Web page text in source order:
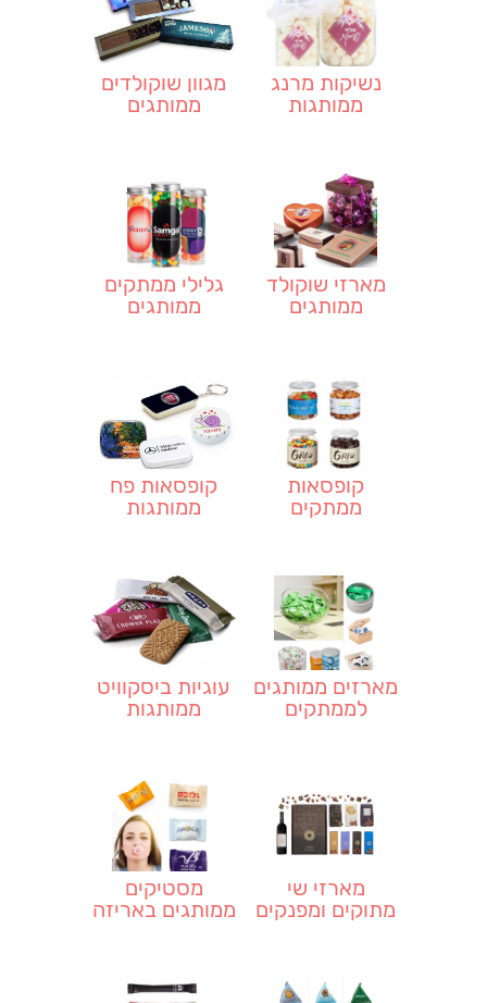
נשיקות מרנג
ממותגות
מגוון שוקולדים
ממותגים
מארזי שוקולד
ממותגים
גלילי ממתקים
ממותגים
קופסאות
ממתקים
קופסאות פח
ממותגות
מארזים ממותגים
לממתקים
עוגיות ביסקוויט
ממותגות
מארזי שי
מתוקים ומפנקים
מסטיקים
ממותגים באריזה